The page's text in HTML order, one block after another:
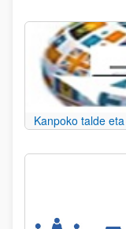
Kanpoko talde